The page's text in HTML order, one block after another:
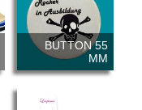
BUTTON 55
MM